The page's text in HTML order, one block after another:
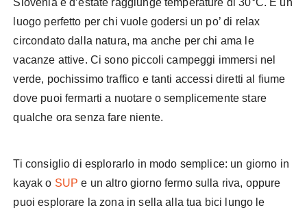
luogo perfetto per chi vuole godersi un po’ di relax
circondato dalla natura, ma anche per chi ama le
vacanze attive. Ci sono piccoli campeggi immersi nel
verde, pochissimo traffico e tanti accessi diretti al fiume
dove puoi fermarti a nuotare o semplicemente stare
qualche ora senza fare niente.
Ti consiglio di esplorarlo in modo semplice: un giorno in
kayak o SUP e un altro giorno fermo sulla riva, oppure
puoi esplorare la zona in sella alla tua bici lungo le